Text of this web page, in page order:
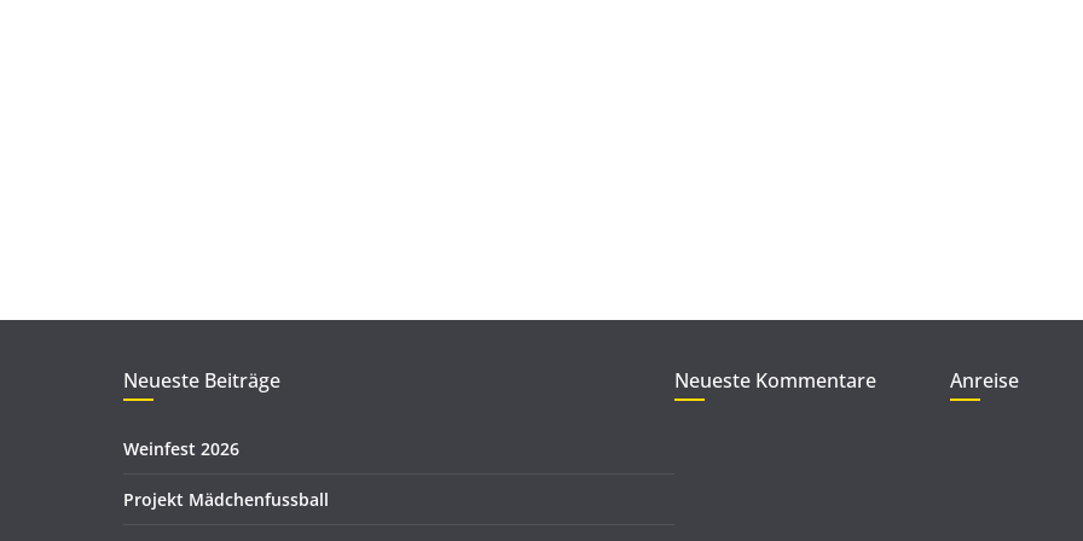
Neueste Beiträge
Weinfest 2026
Projekt Mädchenfussball
Neueste Kommentare Anreise